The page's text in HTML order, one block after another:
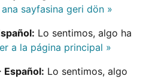
ana sayfasina geri dön »
Lo sentimos, algo ha
a la página principal »
Español: Lo sentimos, algo